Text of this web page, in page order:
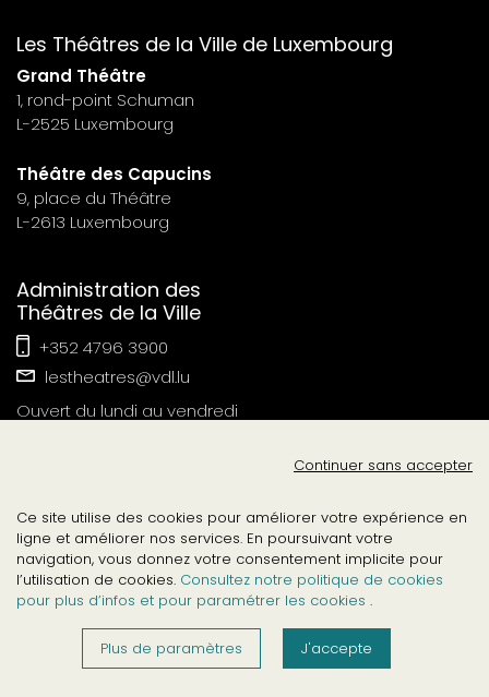
n°7
Les Théâtres de la Ville de Luxembourg
Grand Théâtre
1, rond-point Schuman
L-2525 Luxembourg
Théâtre des Capucins
9, place du Théâtre
L-2613 Luxembourg
Administration des
Théâtres de la Ville
+352 4796 3900
lestheatres@vdl.lu
Ouvert du lundi au vendredi
tvl-relations-publiques@vdl.lu
©2026
lesthéâtresdelavilledeluxembourg
tous droits réservés
Continuer sans accepter
Ce site utilise des cookies pour améliorer votre expérience en
ligne et améliorer nos services. En poursuivant votre
navigation, vous donnez votre consentement implicite pour
l’utilisation de cookies. Consultez notre politique de cookies
pour plus d’infos et pour paramétrer les cookies .
Plus de paramètres J'accepte